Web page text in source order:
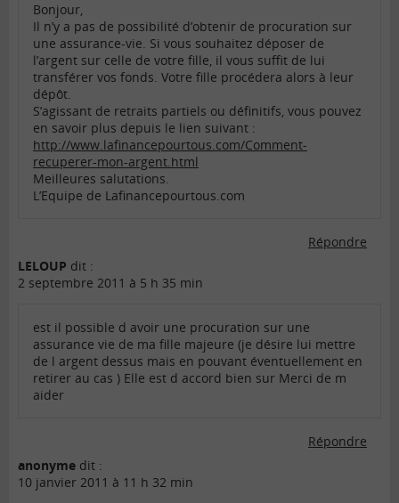
Bonjour,
Il n’y a pas de possibilité d’obtenir de procuration sur
une assurance-vie. Si vous souhaitez déposer de
l’argent sur celle de votre fille, il vous suffit de lui
transférer vos fonds. Votre fille procédera alors à leur
dépôt.
S’agissant de retraits partiels ou définitifs, vous pouvez
en savoir plus depuis le lien suivant :
http://www.lafinancepourtous.com/Comment-
recuperer-mon-argent.html
Meilleures salutations.
L’Equipe de Lafinancepourtous.com
Répondre
LELOUP dit :
2 septembre 2011 à 5 h 35 min
est il possible d avoir une procuration sur une
assurance vie de ma fille majeure (je désire lui mettre
de l argent dessus mais en pouvant éventuellement en
retirer au cas ) Elle est d accord bien sur Merci de m
aider
Répondre
anonyme dit :
10 janvier 2011 à 11 h 32 min